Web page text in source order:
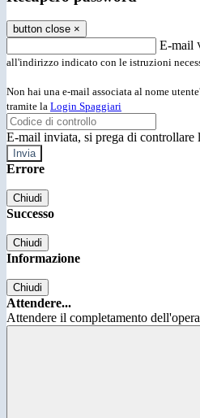
button close ×
E-mail
all'indirizzo indicato con le istruzioni
Non hai una e-mail associata al nome
tramite la Login Spaggiari
E-mail inviata, si prega di controllare
Errore
Chiudi
Successo
Chiudi
Informazione
Chiudi
Attendere...
Attendere il completamento